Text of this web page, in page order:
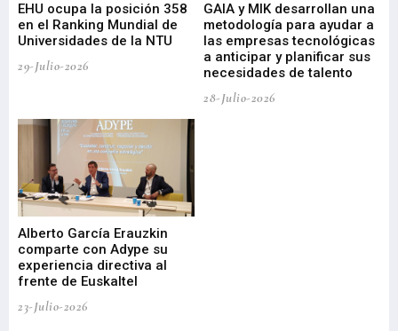
EHU ocupa la posición 358
en el Ranking Mundial de
Universidades de la NTU
29-Julio-2026
GAIA y MIK desarrollan una
metodología para ayudar a
las empresas tecnológicas
a anticipar y planificar sus
necesidades de talento
28-Julio-2026
Alberto García Erauzkin
comparte con Adype su
experiencia directiva al
frente de Euskaltel
23-Julio-2026